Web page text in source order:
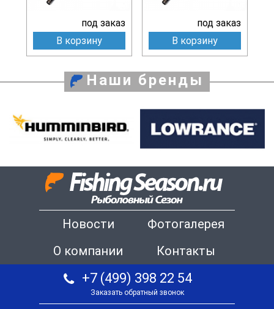
под заказ
В корзину
под заказ
В корзину
Наши бренды
Новости
Фотогалерея
О компании
Контакты
+7 (499) 398 22 54
Заказать обратный звонок